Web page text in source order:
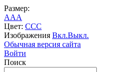
Размер:
AAA
Цвет: CCC
Изображения Вкл.Выкл.
Обычная версия сайта
Войти
Поиск